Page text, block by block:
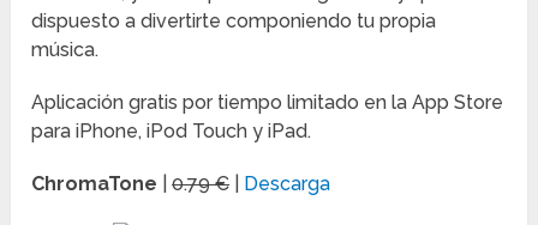
dispuesto a divertirte componiendo tu propia
música.
Aplicación gratis por tiempo limitado en la App Store
para iPhone, iPod Touch y iPad.
ChromaTone |0.79 € Descarga